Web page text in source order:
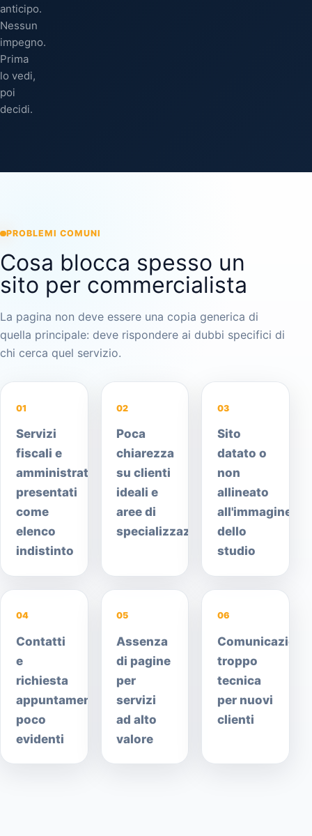
anticipo.
Nessun
impegno.
Prima
lo vedi,
poi
decidi.
PROBLEMI COMUNI
Cosa blocca spesso un
sito per commercialista
La pagina non deve essere una copia generica di
quella principale: deve rispondere ai dubbi specifici di
chi cerca quel servizio.
01
Servizi
fiscali e
amministrativi
presentati
come
elenco
indistinto
02
Poca
chiarezza
su clienti
ideali e
aree di
specializzazione
03
Sito
datato o
non
allineato
all'immagine
dello
studio
04
Contatti
e
richiesta
appuntamento
poco
evidenti
05
Assenza
di pagine
per
servizi
ad alto
valore
06
Comunicazione
troppo
tecnica
per nuovi
clienti